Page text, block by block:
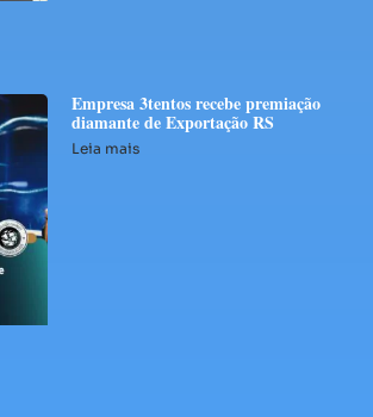
Empresa 3tentos recebe premiação
diamante de Exportação RS
Leia mais